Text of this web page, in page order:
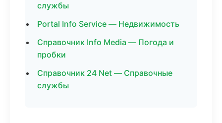
службы
Portal Info Service — Недвижимость
Справочник Info Media — Погода и
пробки
Справочник 24 Net — Справочные
службы